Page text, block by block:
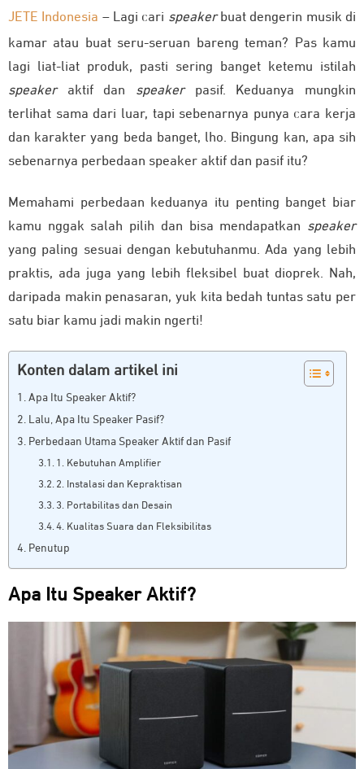
JETE Indonesia – Lagi cari speakerbuat dengerin musik di
kamar atau buat seru-seruan bareng teman? Pas kamu
lagi liat-liat produk, pasti sering banget ketemu istilah
speakeraktif dan speakerpasif. Keduanya mungkin
terlihat sama dari luar, tapi sebenarnya punya cara kerja
dan karakter yang beda banget, lho. Bingung kan, apa sih
sebenarnya perbedaan speaker aktif dan pasif itu?
Memahami perbedaan keduanya itu penting banget biar
kamu nggak salah pilih dan bisa mendapatkan speaker
yang paling sesuai dengan kebutuhanmu. Ada yang lebih
praktis, ada juga yang lebih fleksibel buat dioprek. Nah,
daripada makin penasaran, yuk kita bedah tuntas satu per
satu biar kamu jadi makin ngerti!
Konten dalam artikel ini
Apa Itu Speaker Aktif?
Lalu, Apa Itu Speaker Pasif?
Perbedaan Utama Speaker Aktif dan Pasif
1. Kebutuhan Amplifier
2. Instalasi dan Kepraktisan
3. Portabilitas dan Desain
4. Kualitas Suara dan Fleksibilitas
Penutup
Apa Itu Speaker Aktif?